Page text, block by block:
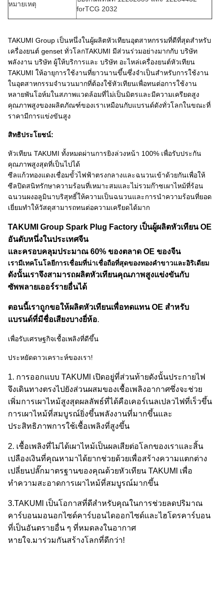
หมายเหตุ
forTCG 2032
TAKUMI Group เป็นหนึ่งในผู้ผลิตหัวเทียนอุตสาหกรรมที่ดีที่สุดสำหรับ
เครื่องยนต์ genset ทั่วโลกTAKUMI มีส่วนร่วมอย่างมากกับ บริษัท
พลังงาน บริษัท ผู้ให้บริการและ บริษัท อะไหล่เครื่องยนต์หัวเทียน
TAKUMI ให้อายุการใช้งานที่ยาวนานขึ้นซึ่งจำเป็นสำหรับการใช้งาน
ในอุตสาหกรรมจำนวนมากที่ต้องใช้หัวเทียนเพื่อทนต่อการใช้งาน
หลายพันโอห์มในสภาพแวดล้อมที่ไม่เป็นมิตรและมีความเครียดสูง
คุณภาพสูงของผลิตภัณฑ์ของเราเหมือนกับแบรนด์ดังทั่วโลกในขณะที่
ราคามีการแข่งขันสูง
สิทธิประโยชน์:
หัวเทียน TAKUMI ทั้งหมดผ่านการยิงล่วงหน้า 100% เพื่อรับประกัน
คุณภาพสูงสุดที่เป็นไปได้
ซีลแก้วทองแดงเชื่อมขั้วไฟฟ้าตรงกลางและฉนวนเข้าด้วยกันเพื่อให้
ซีลปิดสนิทรักษาความร้อนที่เหมาะสมและไม่รวมก๊าซเผาไหม้ที่ร้อน
ฉนวนผงอลูมินาบริสุทธิ์ให้ความเป็นฉนวนและการนำความร้อนที่ยอด
เยี่ยมทำให้วัสดุสามารถทนต่อความเครียดได้มาก
TAKUMI Group Spark Plug Factory เป็นผู้ผลิตหัวเทียน OE
อันดับหนึ่งในประเทศจีน
และครอบคลุมประมาณ 60% ของตลาด OE ของจีน
เรามีเทคโนโลยีการเชื่อมที่น่าเชื่อถือที่สุดของทองคำขาวและอิริเดียม
ดังนั้นเราจึงสามารถผลิตหัวเทียนคุณภาพสูงแข่งขันกับ
ซัพพลายเออร์รายอื่นได้
ตอนนี้เราถูกขอให้ผลิตหัวเทียนเพื่อทดแทน OE สำหรับ
แบรนด์ที่มีชื่อเสียงบางยี่ห้อ.
เพื่อรับเศรษฐกิจเชื้อเพลิงที่ดีขึ้น
ประหยัดดาวเคราะห์ของเรา!
1. การออกแบบ TAKUMI เปิดอยู่ที่ส่วนท้ายดังนั้นประกายไฟ
จึงเดินทางตรงไปยังส่วนผสมของเชื้อเพลิงอากาศซึ่งจะช่วย
เพิ่มการเผาไหม้สูงสุดผลลัพธ์ที่ได้คือเคอร์เนลเปลวไฟที่เร็วขึ้น
การเผาไหม้ที่สมบูรณ์ยิ่งขึ้นพลังงานที่มากขึ้นและ
ประสิทธิภาพการใช้เชื้อเพลิงที่สูงขึ้น
2. เชื้อเพลิงที่ไม่ได้เผาไหม้เป็นผลเสียต่อโลกของเราและสิ้น
เปลืองเงินที่คุณหามาได้ยากช่วยด้วยเพื่อสร้างความแตกต่าง
เปลี่ยนปลั๊กมาตรฐานของคุณด้วยหัวเทียน TAKUMI เพื่อ
ทำความสะอาดการเผาไหม้ที่สมบูรณ์มากขึ้น
3.TAKUMI เป็นโอกาสที่ดีสำหรับคุณในการช่วยลดปริมาณ
คาร์บอนมอนอกไซด์คาร์บอนไดออกไซด์และไฮโดรคาร์บอน
ที่เป็นอันตรายอื่น ๆ ที่หมดลงในอากาศ
หายใจ.มาร่วมกันสร้างโลกที่ดีกว่า!